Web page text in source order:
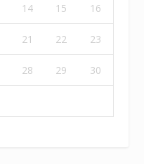
14 15 16
21 22 23
28 29 30